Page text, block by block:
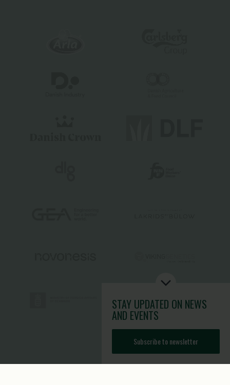
STAY UPDATED ON NEWS
AND EVENTS
Subscribe to newsletter